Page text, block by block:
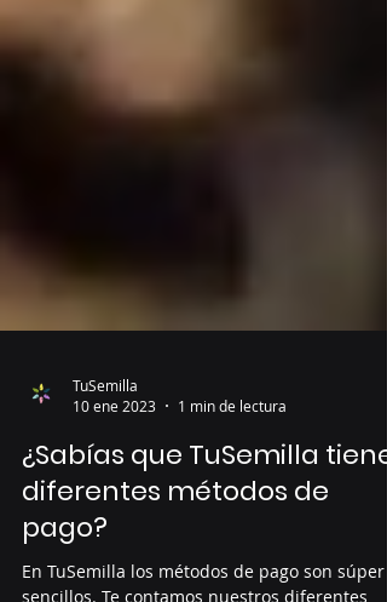
TuSemilla
10 ene 2023
1 min de lectura
¿Sabías que TuSemilla tiene
diferentes métodos de
pago?